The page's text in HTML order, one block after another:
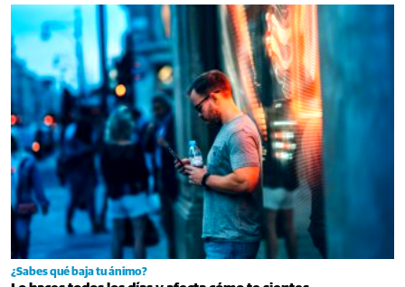
¿Sabes qué baja tu ánimo?